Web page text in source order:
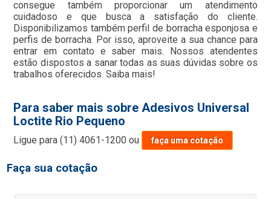
consegue também proporcionar um atendimento
cuidadoso e que busca a satisfação do cliente.
Disponibilizamos também perfil de borracha esponjosa e
perfis de borracha. Por isso, aproveite a sua chance para
entrar em contato e saber mais. Nossos atendentes
estão dispostos a sanar todas as suas dúvidas sobre os
trabalhos oferecidos. Saiba mais!
Para saber mais sobre Adesivos Universal
Loctite Rio Pequeno
Ligue para(11) 4061-1200 ou faça uma cotação
Faça sua cotação